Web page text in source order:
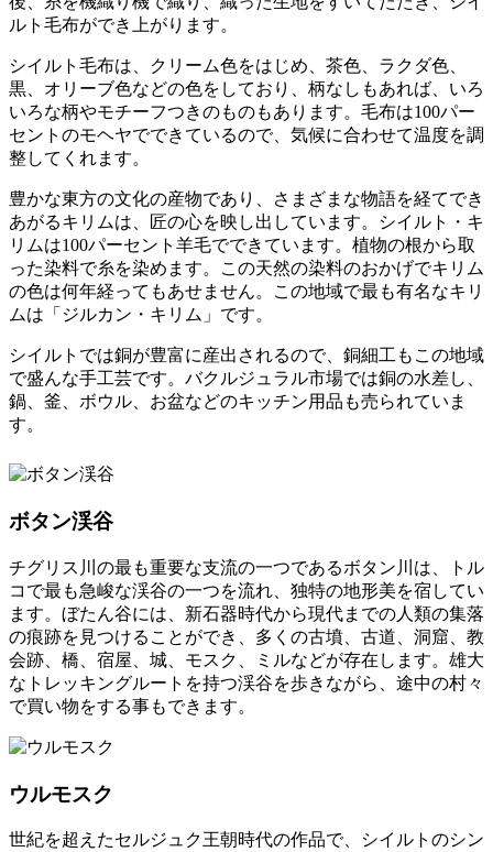
ルト毛布ができ上がります。
シイルト毛布は、クリーム色をはじめ、茶色、ラクダ色、
黒、オリーブ色などの色をしており、柄なしもあれば、いろ
いろな柄やモチーフつきのものもあります。毛布は100パー
セントのモヘヤでできているので、気候に合わせて温度を調
整してくれます。
豊かな東方の文化の産物であり、さまざまな物語を経てでき
あがるキリムは、匠の心を映し出しています。シイルト・キ
リムは100パーセント羊毛でできています。植物の根から取
った染料で糸を染めます。この天然の染料のおかげでキリム
の色は何年経ってもあせません。この地域で最も有名なキリ
ムは「ジルカン・キリム」です。
シイルトでは銅が豊富に産出されるので、銅細工もこの地域
で盛んな手工芸です。バクルジュラル市場では銅の水差し、
鍋、釜、ボウル、お盆などのキッチン用品も売られていま
す。
ボタン渓谷
チグリス川の最も重要な支流の一つであるボタン川は、トル
コで最も急峻な渓谷の一つを流れ、独特の地形美を宿してい
ます。ぼたん谷には、新石器時代から現代までの人類の集落
の痕跡を見つけることができ、多くの古墳、古道、洞窟、教
会跡、橋、宿屋、城、モスク、ミルなどが存在します。雄大
なトレッキングルートを持つ渓谷を歩きながら、途中の村々
で買い物をする事もできます。
ウルモスク
世紀を超えたセルジュク王朝時代の作品で、シイルトのシン